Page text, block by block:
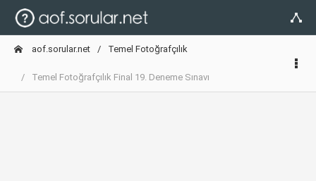
aof.sorular.net Temel Fotoğrafçılık
Temel Fotoğrafçılık Final 19. Deneme Sınavı